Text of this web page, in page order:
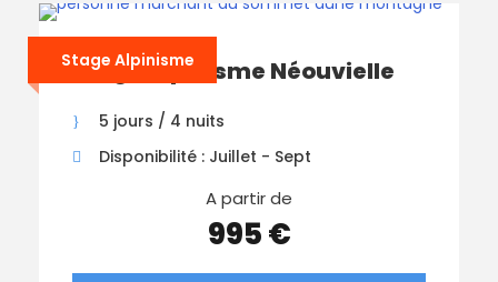
Stage Alpinisme
Stage Alpinisme Néouvielle
5 jours / 4 nuits
Disponibilité : Juillet - Sept
A partir de
995 €